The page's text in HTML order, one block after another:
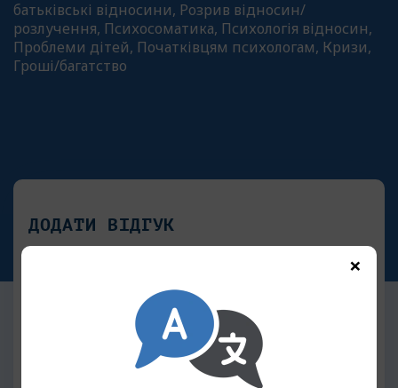
батьківські відносини, Розрив відносин/
розлучення, Психосоматика, Психологія відносин,
Проблеми дітей, Початківцям психологам, Кризи,
Гроші/багатство
ДОДАТИ ВІДГУК
×